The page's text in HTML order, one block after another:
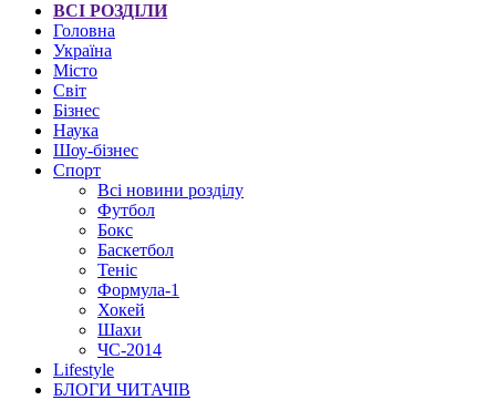
ВСІ РОЗДІЛИ
Головна
Україна
Місто
Світ
Бізнес
Наука
Шоу-бізнес
Спорт
Всі новини розділу
Футбол
Бокс
Баскетбол
Теніс
Формула-1
Хокей
Шахи
ЧС-2014
Lifestyle
БЛОГИ ЧИТАЧІВ